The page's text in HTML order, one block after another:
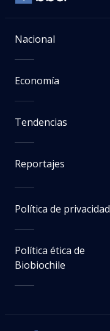
Nacional
Economía
Tendencias
Reportajes
Política de privacidad
Política ética de
Biobiochile